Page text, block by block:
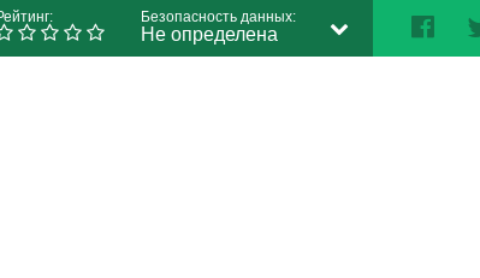
Безопасность данных:
Не определена